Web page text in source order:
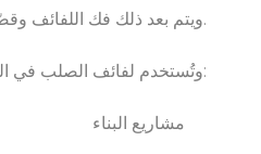
ويتم بعد ذلك فك اللفائف وقصّها أو تشكيلها حسب احتياجات الاستخدام الصناعي.
وتُستخدم لفائف الصلب في العديد من القطاعات، منها:
مشاريع البناء